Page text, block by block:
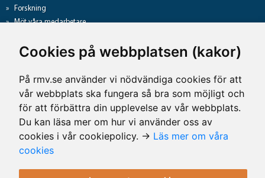
Cookies på webbplatsen (kakor)
På rmv.se använder vi nödvändiga cookies för att
vår webbplats ska fungera så bra som möjligt och
för att förbättra din upplevelse av vår webbplats.
Du kan läsa mer om hur vi använder oss av
cookies i vår cookiepolicy. → Läs mer om våra
cookies
Forskning
Möt våra medarbetare
Gå direkt till
Hantering av personuppgifter
Lediga jobb
Tillgänglighet på rmv.se
Kontaktuppgifter